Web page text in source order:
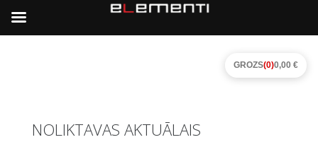
NOLIKTAVAS AKTUĀLAIS
GROZS(0)0,00 €